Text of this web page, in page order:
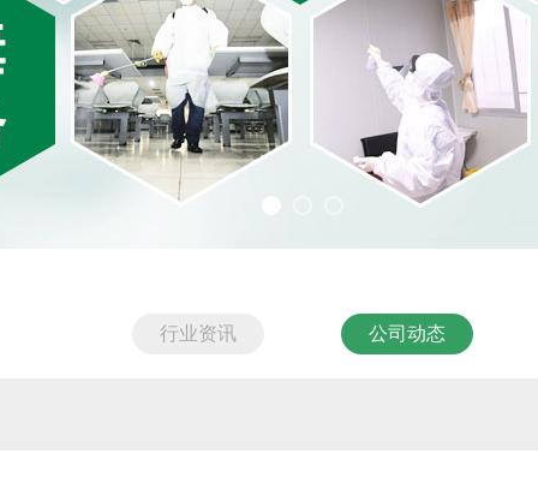
行业资讯 公司动态